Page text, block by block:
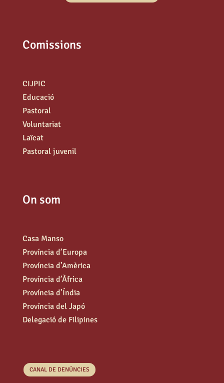
Comissions
CIJPIC
Educació
Pastoral
Voluntariat
Laïcat
Pastoral juvenil
On som
Casa Manso
Província d’Europa
Província d’Amèrica
Província d’Àfrica
Província d’Índia
Província del Japó
Delegació de Filipines
CANAL DE DENÚNCIES